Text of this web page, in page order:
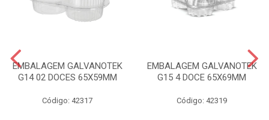
EMBALAGEM GALVANOTEK
G14 02 DOCES 65X59MM
Código: 42317
EMBALAGEM GALVANOTEK
G15 4 DOCE 65X69MM
Código: 42319